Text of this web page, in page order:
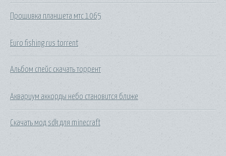
Прошивка планшета мтс 1065
Euro fishing rus torrent
Альбом спейс скачать торрент
Аквариум аккорды небо становится ближе
Скачать мод sdk для minecraft